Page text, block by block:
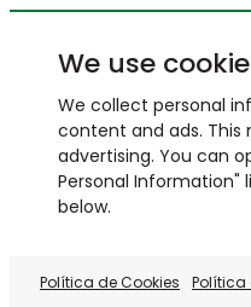
We use
We collect personal
content and ads.
advertising. You can
Personal Information"
below.
Política de Cookies Política